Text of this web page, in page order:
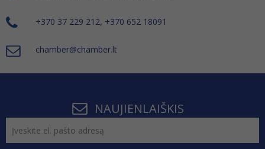
+370 37 229 212, +370 652 18091
chamber@chamber.lt
NAUJIENLAIŠKIS